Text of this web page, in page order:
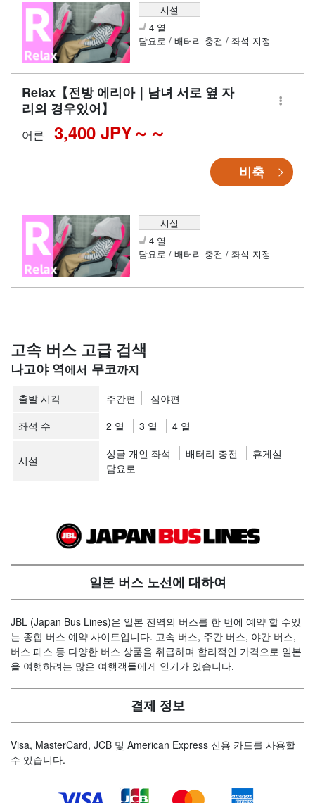
시설
4 열
담요로 / 배터리 충전 / 좌석 지정
Relax【전방 에리아｜남녀 서로 옆 자
리의 경우있어】
어른 3,400 JPY～
비축
시설
4 열
담요로 / 배터리 충전 / 좌석 지정
고속 버스 고급 검색
나고야 역 무코
출발 시각 주간편
심야편
좌석 수
2 열 3 열 4 열
시설 싱글 개인 좌석 배터리 충전
휴게실
담요로
일본 버스 노선에 대하여
JBL (Japan Bus Lines)은 일본 전역의 버스를 한 번에 예약 할 수있
는 종합 버스 예약 사이트입니다. 고속 버스, 주간 버스, 야간 버스,
버스 패스 등 다양한 버스 상품을 취급하며 합리적인 가격으로 일본
을 여행하려는 많은 여행객들에게 인기가 있습니다.
결제 정보
Visa, MasterCard, JCB 및 American Express 신용 카드를 사용할
수 있습니다.